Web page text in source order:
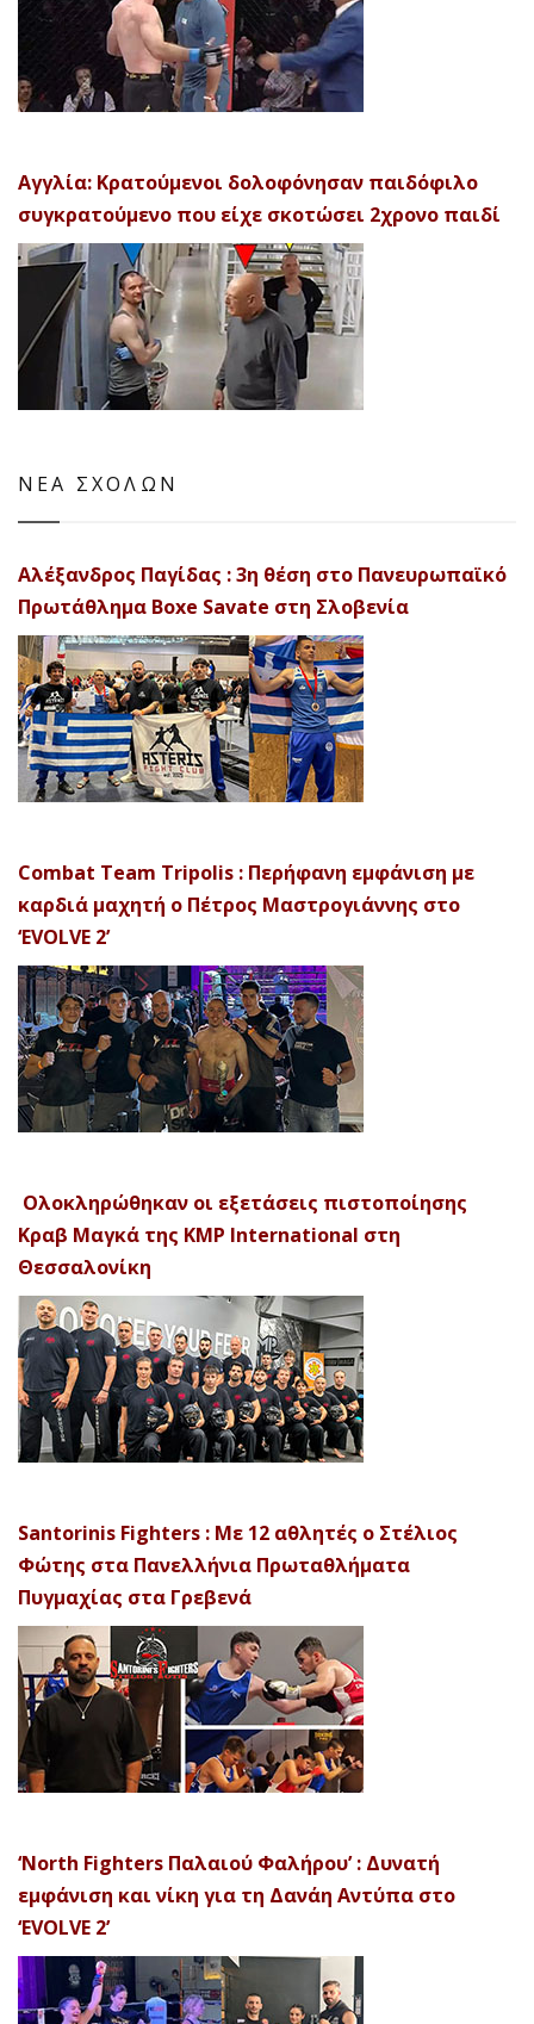
Αγγλία: Κρατούμενοι δολοφόνησαν παιδόφιλο
συγκρατούμενο που είχε σκοτώσει 2χρονο παιδί
ΝΕΑ ΣΧΟΛΩΝ
Αλέξανδρος Παγίδας : 3η θέση στο Πανευρωπαϊκό
Πρωτάθλημα Boxe Savate στη Σλοβενία
Combat Team Tripolis : Περήφανη εμφάνιση με
καρδιά μαχητή ο Πέτρος Μαστρογιάννης στο
‘EVOLVE 2’
Ολοκληρώθηκαν οι εξετάσεις πιστοποίησης
Κραβ Μαγκά της KMP International στη
Θεσσαλονίκη
Santorinis Fighters : Με 12 αθλητές ο Στέλιος
Φώτης στα Πανελλήνια Πρωταθλήματα
Πυγμαχίας στα Γρεβενά
‘North Fighters Παλαιού Φαλήρου’ : Δυνατή
εμφάνιση και νίκη για τη Δανάη Αντύπα στο
‘EVOLVE 2’